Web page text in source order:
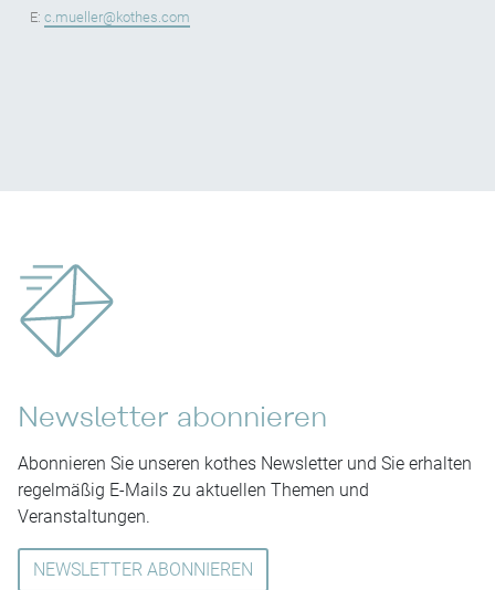
E: c.mueller@kothes.com
Newsletter abonnieren
Abonnieren Sie unseren kothes Newsletter und Sie erhalten
regelmäßig E-Mails zu aktuellen Themen und
Veranstaltungen.
NEWSLETTER ABONNIEREN